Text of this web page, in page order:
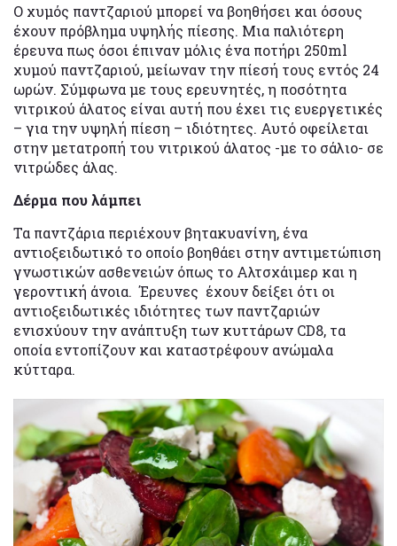
Ο χυμός παντζαριού μπορεί να βοηθήσει και όσους
έχουν πρόβλημα υψηλής πίεσης. Μια παλιότερη
έρευνα πως όσοι έπιναν μόλις ένα ποτήρι 250ml
χυμού παντζαριού, μείωναν την πίεσή τους εντός 24
ωρών. Σύμφωνα με τους ερευνητές, η ποσότητα
νιτρικού άλατος είναι αυτή που έχει τις ευεργετικές
– για την υψηλή πίεση – ιδιότητες. Αυτό οφείλεται
στην μετατροπή του νιτρικού άλατος -με το σάλιο- σε
νιτρώδες άλας.
Δέρμα που λάμπει
Τα παντζάρια περιέχουν βητακυανίνη, ένα
αντιοξειδωτικό το οποίο βοηθάει στην αντιμετώπιση
γνωστικών ασθενειών όπως το Αλτσχάιμερ και η
γεροντική άνοια. Έρευνες έχουν δείξει ότι οι
αντιοξειδωτικές ιδιότητες των παντζαριών
ενισχύουν την ανάπτυξη των κυττάρων CD8, τα
οποία εντοπίζουν και καταστρέφουν ανώμαλα
κύτταρα.